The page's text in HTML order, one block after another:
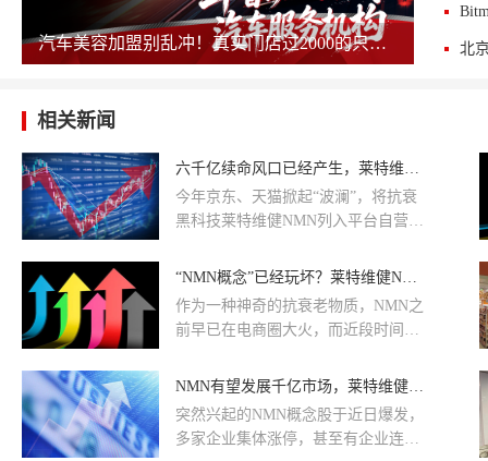
汽车美容加盟别乱冲！真实门店过2000的只剩这几家，其余慎碰！
相关新闻
六千亿续命风口已经产生，莱特维健NMN入驻香港万宁
今年京东、天猫掀起“波澜”，将抗衰
黑科技莱特维健NMN列入平台自营，
豪圈，巴菲特、李嘉诚都是它忠实的
长寿经济的大势所趋。全球顶尖投行
美银美林在报告中表示：“延寿”将是
场规模已经达到一千多亿，届时人类
寿命或将不止如此。
“NMN概念”已经玩坏？莱特维健NMN已成香港万宁独家
作为一种神奇的抗衰老物质，NMN之
前早已在电商圈大火，而近段时间
推上风口浪尖。NMN因其抗衰老功效
药”，原本就富具炒作话题。实际上，
NMN全称为β-烟酰胺单核苷酸，是人
NMN有望发展千亿市场，莱特维健NMN独家联手香港万宁
突然兴起的NMN概念股于近日爆发，
多家企业集体涨停，甚至有企业连续